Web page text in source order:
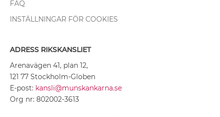
FAQ
INSTÄLLNINGAR FÖR COOKIES
ADRESS RIKSKANSLIET
Arenavägen 41, plan 12,
121 77 Stockholm-Globen
E-post: kansli@munskankarna.se
Org nr: 802002-3613